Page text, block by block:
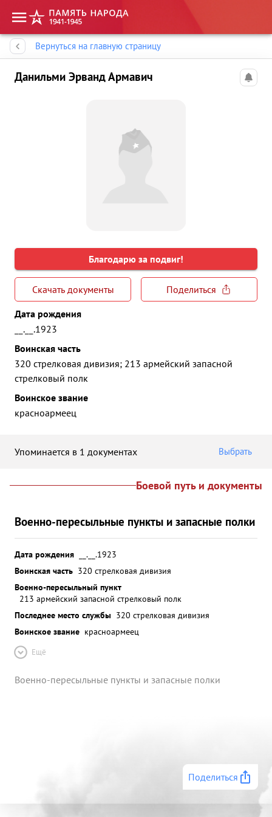
Вернуться на главную страницу
Данильми Эрванд Армавич
Благодарю за подвиг!
Скачать документы
Поделиться
Дата рождения
__.__.1923
Воинская часть
320 стрелковая дивизия; 213 армейский запасной
стрелковый полк
Воинское звание
красноармеец
Упоминается в 1 документах Выбрать
Боевой путь и документы
Военно-пересыльные пункты и запасные полки
Дата рождения
__.__.1923
Воинская часть 320 стрелковая дивизия
Военно-пересыльный пункт
213 армейский запасной стрелковый полк
Последнее место службы 320 стрелковая дивизия
Воинское звание красноармеец
Ещё
Военно-пересыльные пункты и запасные полки
Поделиться
Память народа